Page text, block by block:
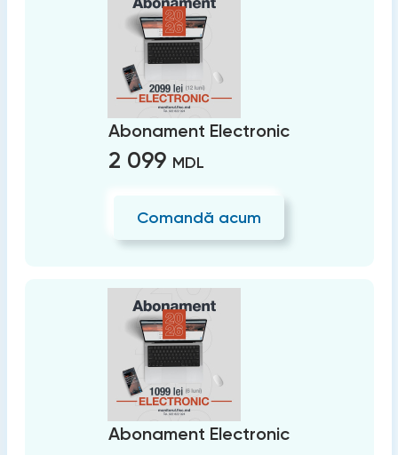
Abonament Electronic
2 099 MDL
Comandă acum
Abonament Electronic